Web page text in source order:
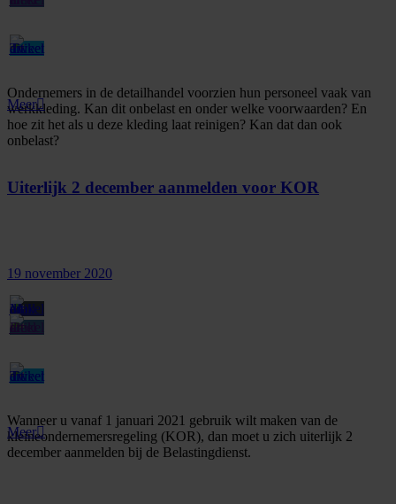
Ondernemers in de detailhandel voorzien hun personeel vaak van
werkkleding. Kan dit onbelast en onder welke voorwaarden? En
hoe zit het als u deze kleding laat reinigen? Kan dat dan ook
onbelast?
Meer
Uiterlijk 2 december aanmelden voor KOR
19 november 2020
Wanneer u vanaf 1 januari 2021 gebruik wilt maken van de
kleineondernemersregeling (KOR), dan moet u zich uiterlijk 2
december aanmelden bij de Belastingdienst.
Meer